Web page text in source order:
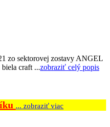
zo sektorovej zostavy ANGEL
craft ...zobraziť celý popis
... zobraziť viac